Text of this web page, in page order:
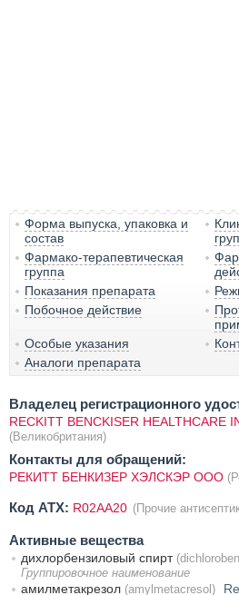
Форма выпуска, упаковка и
состав
Фармако-терапевтическая
группа
Показания препарата
Побочное действие
Особые указания
Аналоги препарата
Владелец регистрационного
RECKITT BENCKISER HEALTHCARE
(Великобритания)
Контакты для обращений:
РЕКИТТ БЕНКИЗЕР ХЭЛСКЭР ООО
Код ATX: R02AA20 (Прочие
Активные вещества
дихлорбензиловый спирт
Группировочное наименование
амилметакрезол (amylmetacresol)